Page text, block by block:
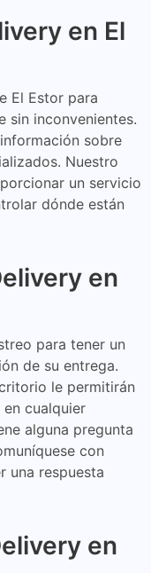
en El
El Estor para
sin inconvenientes.
sobre
Nuestro
un servicio
dónde están
en
para tener un
de su entrega.
le permitirán
cualquier
alguna pregunta
con
una respuesta
en